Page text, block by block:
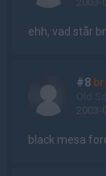
ehh, vad står
#8
2003-
black mesa